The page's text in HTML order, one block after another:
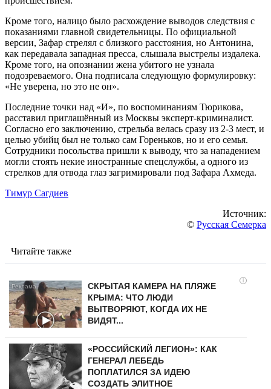
Кроме того, налицо было расхождение выводов следствия с
показаниями главной свидетельницы. По официальной
версии, Зафар стрелял с близкого расстояния, но Антонина,
как передавала западная пресса, слышала выстрелы издалека.
Кроме того, на опознании жена убитого не узнала
подозреваемого. Она подписала следующую формулировку:
«Не уверена, но это не он».
Последние точки над «И», по воспоминаниям Тюрикова,
расставил приглашённый из Москвы эксперт-криминалист.
Согласно его заключению, стрельба велась сразу из 2-3 мест, и
целью убийц был не только сам Гореньков, но и его семья.
Сотрудники посольства пришли к выводу, что за нападением
могли стоять некие иностранные спецслужбы, а одного из
стрелков для отвода глаз загримировали под Зафара Ахмеда.
Тимур Сагдиев
Источник:
© Русская Семерка
Читайте также
i
СКРЫТАЯ КАМЕРА НА ПЛЯЖЕ
КРЫМА: ЧТО ЛЮДИ
ВЫТВОРЯЮТ, КОГДА ИХ НЕ
ВИДЯТ...
«РОССИЙСКИЙ ЛЕГИОН»: КАК
ГЕНЕРАЛ ЛЕБЕДЬ
ПОПЛАТИЛСЯ ЗА ИДЕЮ
СОЗДАТЬ ЭЛИТНОЕ